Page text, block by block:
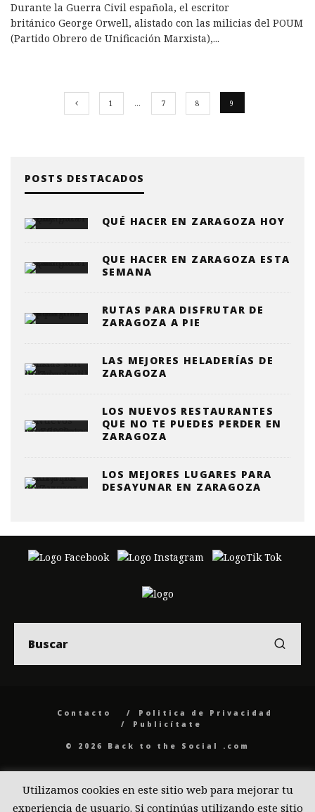
Durante la Guerra Civil española, el escritor
británico George Orwell, alistado con las milicias del POUM
(Partido Obrero de Unificación Marxista),...
1 … 7 8 9
POSTS DESTACADOS
QUÉ HACER EN ZARAGOZA HOY
QUE HACER EN ZARAGOZA ESTA
SEMANA
RUTAS PARA DISFRUTAR DE
ZARAGOZA A PIE
LAS MEJORES HELADERÍAS DE
ZARAGOZA
LOS NUEVOS RESTAURANTES
QUE NO TE PUEDES PERDER EN
ZARAGOZA
LOS MEJORES LUGARES PARA
DESAYUNAR EN ZARAGOZA
Contacto
Politica de Privacidad
Publicítate
© 2026 Back to the Social .com
Utilizamos cookies en este sitio web para mejorar tu
experiencia de usuario. Si continúas utilizando este sitio